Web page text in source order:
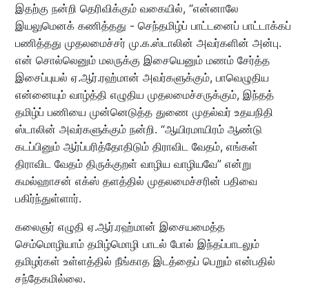
இதற்கு நன்றி தெரிவிக்கும் வகையில், “என்னாலே
இயலுமெனக் கணித்தது - செந்தமிழ்ப் பாட்டனைப் பாட்டாக்கப்
பணித்தது முதலமைச்சர் மு.க.ஸ்டாலின் அவர்களின் அன்பு.
என் சொல்லெனும் மலருக்கு இசையெனும் மணம் சேர்த்த
இசைப்புயல் ஏ.ஆர்.ரஹ்மான் அவர்களுக்கும், பாவெழுதிய
என்னையும் வாழ்த்தி எழுதிய முதலமைச்சருக்கும், இந்தத்
தமிழ்ப் பணியை முன்னெடுத்த துணை முதல்வர் உதயநிதி
ஸ்டாலின் அவர்களுக்கும் நன்றி. “ஆயிரமாயிரம் ஆண்டு
கடப்பினும் ஆர்ப்பரித்தோதிடும் திராவிட வேதம், எங்கள்
திராவிட வேதம் திருக்குறள் வாழிய வாழியவே” என்று
கமல்ஹாசன் எக்ஸ் தளத்தில் முதலமைச்சரின் பதிவை
பகிர்ந்துள்ளார்.
கலைஞர் எழுதி ஏ.ஆர்.ரஹ்மான் இசையமைத்த
செம்மொழியாம் தமிழ்மொழி பாடல் போல் இந்தப்பாடலும்
தமிழர்கள் உள்ளத்தில் நீங்காத இடத்தைப் பெறும் என்பதில்
சந்தேகமில்லை.